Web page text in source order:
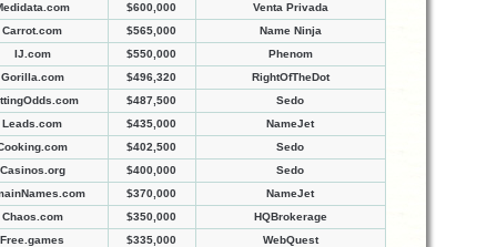
$600,000
Venta Privada
Carrot.com
$565,000
Name Ninja
IJ.com
$550,000
Phenom
Gorilla.com
$496,320
RightOfTheDot
$487,500
Sedo
Leads.com
$435,000
NameJet
$402,500
Sedo
Casinos.org
$400,000
Sedo
$370,000
NameJet
Chaos.com
$350,000
HQBrokerage
Free.games
$335,000
WebQuest